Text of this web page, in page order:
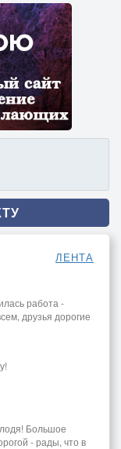
ЛЕНТА
работа -
друзья дорогие
Большое
- рады, что в